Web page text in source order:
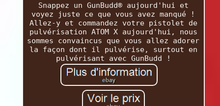
Snappez un GunBudd® aujourd'hui et
voyez juste ce que vous avez manqué !
Allez-y et commandez votre pistolet de
pulvérisation ATOM X aujourd'hui, nous
sommes convaincus que vous allez adorer
la façon dont il pulvérise, surtout en
pulvérisant avec GunBudd !